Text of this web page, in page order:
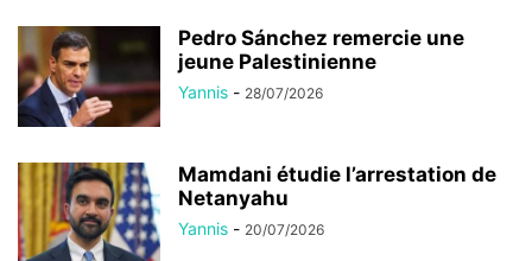
Pedro Sánchez remercie une
jeune Palestinienne
Yannis - 28/07/2026
Mamdani étudie l’arrestation de
Netanyahu
Yannis - 20/07/2026